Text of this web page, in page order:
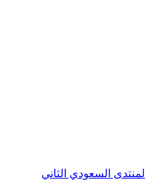
المنتدى السعودي الثاني